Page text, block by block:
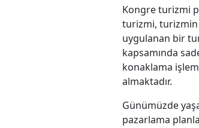
Kongre turizmi
turizmi,
uygulanan bir
kapsamında
konaklama
almaktadır.
Günümüzde
pazarlama